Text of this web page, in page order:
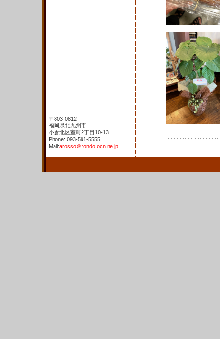
〒803-0812
福岡県北九州市
小倉北区室町2丁目10-13
Phone: 093-591-5555
Mail:arosso＠rondo.ocn.ne.jp